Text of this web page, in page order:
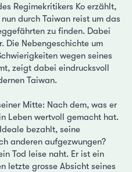
Regimekritikers Ko erzählt,
durch Taiwan reist um das
zu finden. Dabei
Die Nebengeschichte um
wegen seines
zeigt dabei eindrucksvoll
Taiwan.
Mitte: Nach dem, was er
Leben wertvoll gemacht hat.
bezahlt, seine
anderen aufgezwungen?
Tod leise naht. Er ist ein
letzte grosse Absicht seines